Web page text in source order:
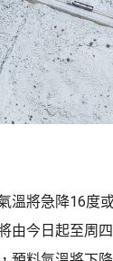
溫將急降16度
由今日起至周